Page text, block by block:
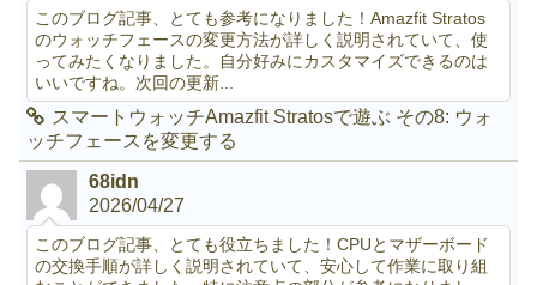
このブログ記事、とても参考になりました！Amazfit Stratos
のウォッチフェースの変更方法が詳しく説明されていて、使
ってみたくなりました。自分好みにカスタマイズできるのは
いいですね。次回の更新...
スマートウォッチAmazfit Stratosで遊ぶ その8: ウォ
ッチフェースを変更する
68idn
2026/04/27
このブログ記事、とても役立ちました！CPUとマザーボード
の交換手順が詳しく説明されていて、安心して作業に取り組